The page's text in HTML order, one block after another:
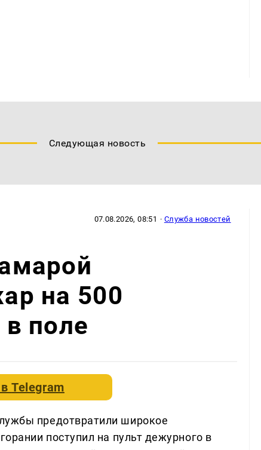
Следующая новость
07.08.2026, 08:51 · Служба новостей
на 500
поле
вTelegram
предотвратили широкое
поступил на пульт дежурного в